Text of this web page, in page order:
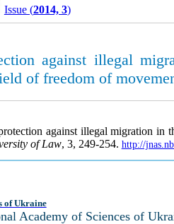
Issue (2014, 3)
against illegal
of freedom of
against illegal migration
of Law, 3, 249-254. http://
of Ukraine
Academy of Sciences of